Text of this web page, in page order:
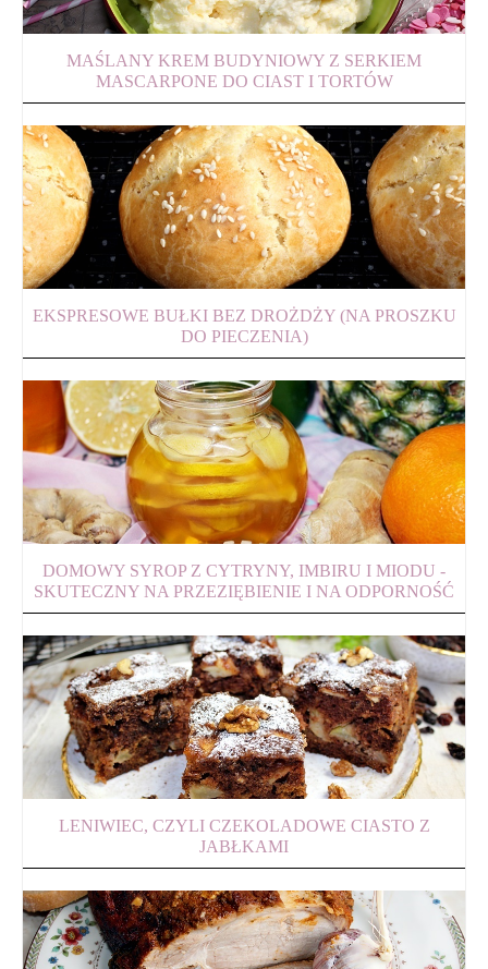
MAŚLANY KREM BUDYNIOWY Z SERKIEM
MASCARPONE DO CIAST I TORTÓW
EKSPRESOWE BUŁKI BEZ DROŻDŻY (NA PROSZKU
DO PIECZENIA)
DOMOWY SYROP Z CYTRYNY, IMBIRU I MIODU -
SKUTECZNY NA PRZEZIĘBIENIE I NA ODPORNOŚĆ
LENIWIEC, CZYLI CZEKOLADOWE CIASTO Z
JABŁKAMI